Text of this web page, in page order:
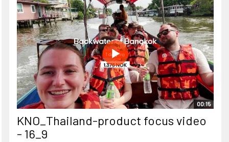
00:15
KNO_Thailand-product focus video
- 16_9